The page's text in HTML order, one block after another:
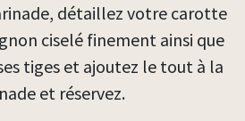
détaillez votre carotte
ciselé finement ainsi que
tiges et ajoutez le tout à la
et réservez.